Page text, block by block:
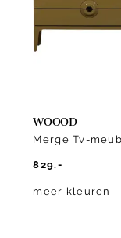
WOOOD
Merge Tv-
829.-
meer kleuren